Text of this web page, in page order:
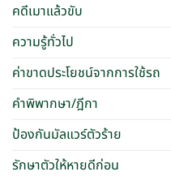
คดีเมาแล้วขับ
ความรู้ทั่วไป
ค่าขาดประโยชน์จากการใช้รถ
คำพิพากษา/ฎีกา
ป้องกันมัลแวร์ตัวร้าย
รักษาตัวให้หายดีก่อน